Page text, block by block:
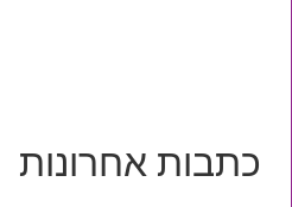
כתבות אחרונות